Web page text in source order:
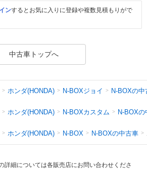
ンするとお気に入りに登録や複数見積もりがで
中古車トップへ
ホンダ(HONDA) N-BOXジョイ N-BOXの中
ホンダ(HONDA) N-BOXカスタム N-BOXの
ホンダ(HONDA) N-BOX N-BOXの中古車
細については各販売店にお問い合わせくださ